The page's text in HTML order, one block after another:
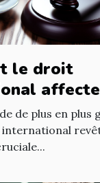
le droit
de plus en plus